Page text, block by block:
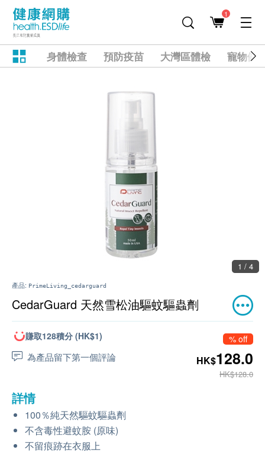
1
身體檢查 預防疫苗 大灣區體檢 寵物健
1 / 4
產品: PrimeLiving_cedarguard
CedarGuard 天然雪松油驅蚊驅蟲劑
賺取128積分 (HK$1)
為產品留下第一個評論
% off
HK$128.0
HK$128.0
詳情
100％純天然驅蚊驅蟲劑
不含毒性避蚊胺 (原味)
不留痕跡在衣服上